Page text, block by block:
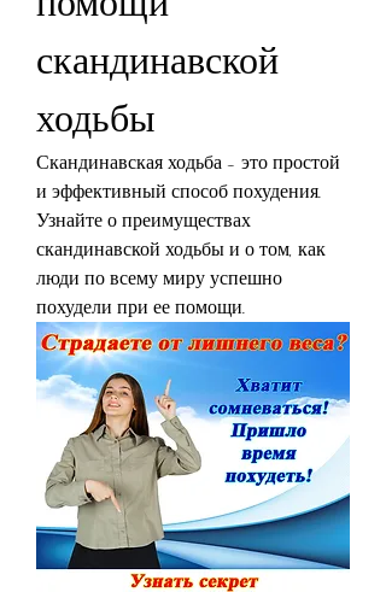
скандинавской
ходьбы
Скандинавская ходьба - это простой
и эффективный способ похудения.
Узнайте о преимуществах
скандинавской ходьбы и о том, как
люди по всему миру успешно
похудели при ее помощи.